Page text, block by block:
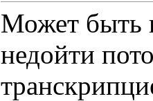
Может быть
недойти